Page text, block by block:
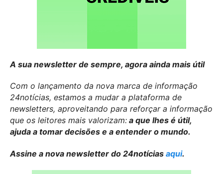
A sua newsletter de sempre, agora ainda mais útil
Com o lançamento da nova marca de informação
24notícias, estamos a mudar a plataforma de
newsletters, aproveitando para reforçar a informação
que os leitores mais valorizam: a que lhes é útil,
ajuda a tomar decisões e a entender o mundo.
Assine a nova newsletter do 24notícias aqui.